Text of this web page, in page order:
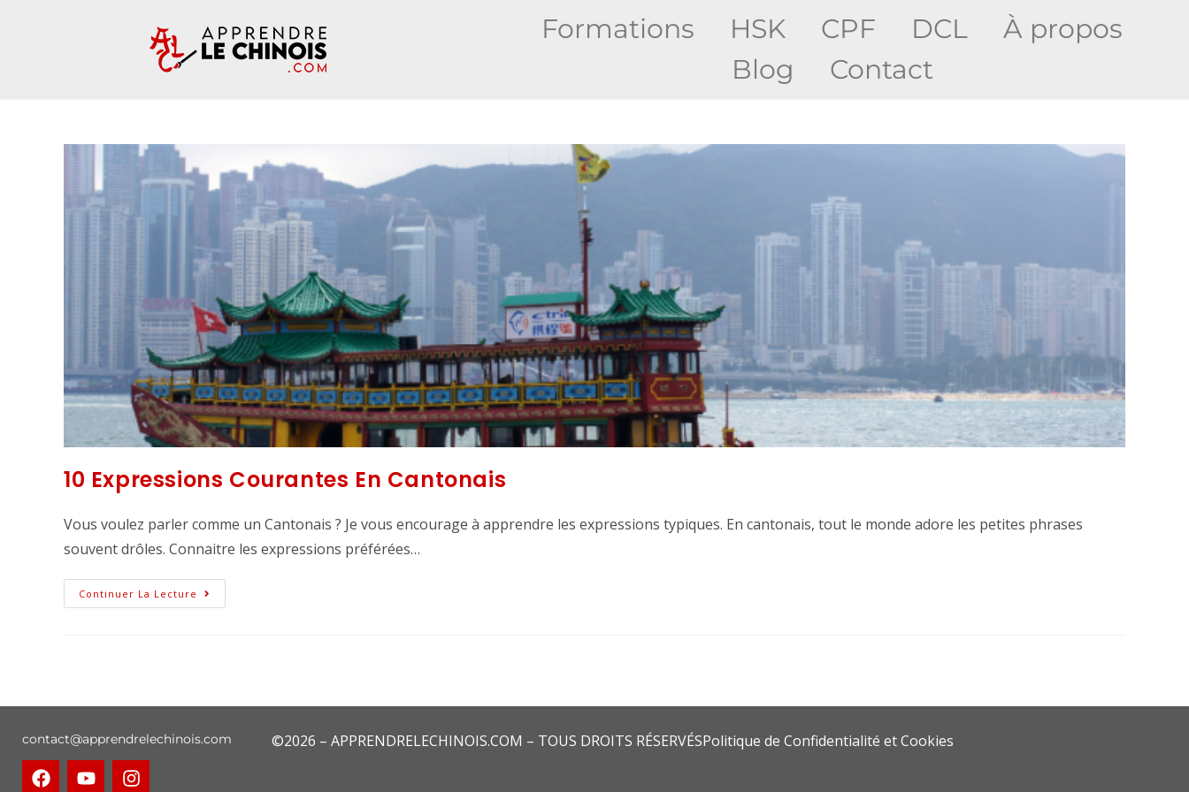
Formations HSK CPF DCL
À propos
Blog
Contact
10 Expressions Courantes En Cantonais
Vous voulez parler comme un Cantonais ? Je vous encourage à apprendre les expressions typiques. En cantonais, tout le monde adore les petites phrases
souvent drôles. Connaitre les expressions préférées…
Continuer La Lecture
contact@apprendrelechinois.com ©2026 – APPRENDRELECHINOIS.COM – TOUS DROITS RÉSERVÉSPolitique de Confidentialité et Cookies